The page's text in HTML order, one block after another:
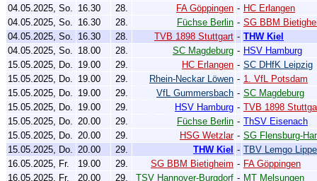
04.05.2025, So. 16.30 28. FA Göppingen - HC Erlangen
04.05.2025, So. 16.30 28. Füchse Berlin - SG BBM
04.05.2025, So. 16.30 28. TVB 1898 Stuttgart - THW Kiel
04.05.2025, So. 18.00 28. SC Magdeburg - HSV Hamburg
15.05.2025, Do. 19.00 29. HC Erlangen - SC DHfK Leipzig
15.05.2025, Do. 19.00 29. Rhein-Neckar Löwen - 1. VfL Potsdam
15.05.2025, Do. 19.00 29. VfL Gummersbach - SC Magdeburg
15.05.2025, Do. 19.00 29. HSV Hamburg - TVB 1898
15.05.2025, Do. 20.00 29. Füchse Berlin - ThSV Eisenach
15.05.2025, Do. 20.00 29. HSG Wetzlar - SG Flensburg-
15.05.2025, Do. 20.00 29. THW Kiel - TBV Lemgo Lippe
16.05.2025, Fr.
19.00 29. SG BBM Bietigheim - FA Göppingen
16.05.2025, Fr.
20.00 29. TSV Hannover-Burgdorf - MT Melsungen